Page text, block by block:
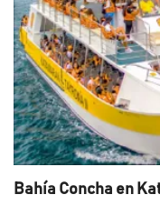
Bahía Concha en